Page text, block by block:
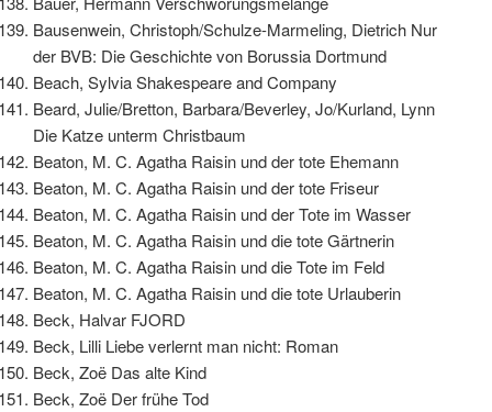
Bausenwein, Christoph/Schulze-Marmeling, Dietrich Nur
der BVB: Die Geschichte von Borussia Dortmund
Beach, Sylvia Shakespeare and Company
Beard, Julie/Bretton, Barbara/Beverley, Jo/Kurland, Lynn
Die Katze unterm Christbaum
Beaton, M. C. Agatha Raisin und der tote Ehemann
Beaton, M. C. Agatha Raisin und der tote Friseur
Beaton, M. C. Agatha Raisin und der Tote im Wasser
Beaton, M. C. Agatha Raisin und die tote Gärtnerin
Beaton, M. C. Agatha Raisin und die Tote im Feld
Beaton, M. C. Agatha Raisin und die tote Urlauberin
Beck, Halvar FJORD
Beck, Lilli Liebe verlernt man nicht: Roman
Beck, Zoë Das alte Kind
Beck, Zoë Der frühe Tod